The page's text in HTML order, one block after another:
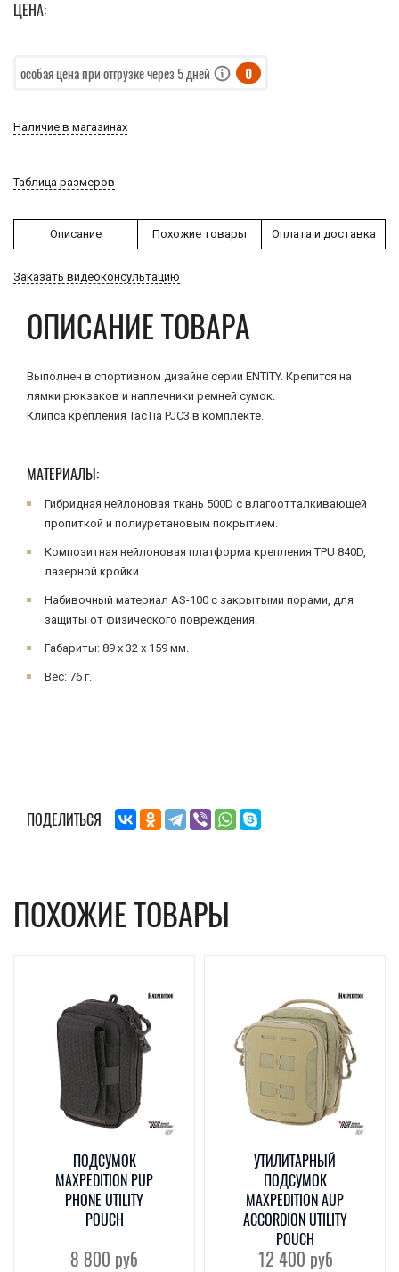
ЦЕНА:
особая цена при отгрузке через 5 дней 0
Наличие в магазинах
Таблица размеров
Описание Похожие товары Оплата и доставка
Заказать видеоконсультацию
ОПИСАНИЕ ТОВАРА
Выполнен в спортивном дизайне серии ENTITY. Крепится на
лямки рюкзаков и наплечники ремней сумок.
Клипса крепления TacTia PJC3 в комплекте.
МАТЕРИАЛЫ:
Гибридная нейлоновая ткань 500D с влагоотталкивающей
пропиткой и полиуретановым покрытием.
Композитная нейлоновая платформа крепления TPU 840D,
лазерной кройки.
Набивочный материал AS-100 с закрытыми порами, для
защиты от физического повреждения.
Габариты: 89 x 32 x 159 мм.
Вес: 76 г.
ПОДЕЛИТЬСЯ
ПОХОЖИЕ ТОВАРЫ
ПОДСУМОК
MAXPEDITION PUP
PHONE UTILITY
POUCH
8 800 руб
УТИЛИТАРНЫЙ
ПОДСУМОК
MAXPEDITION AUP
ACCORDION UTILITY
POUCH
12 400 руб